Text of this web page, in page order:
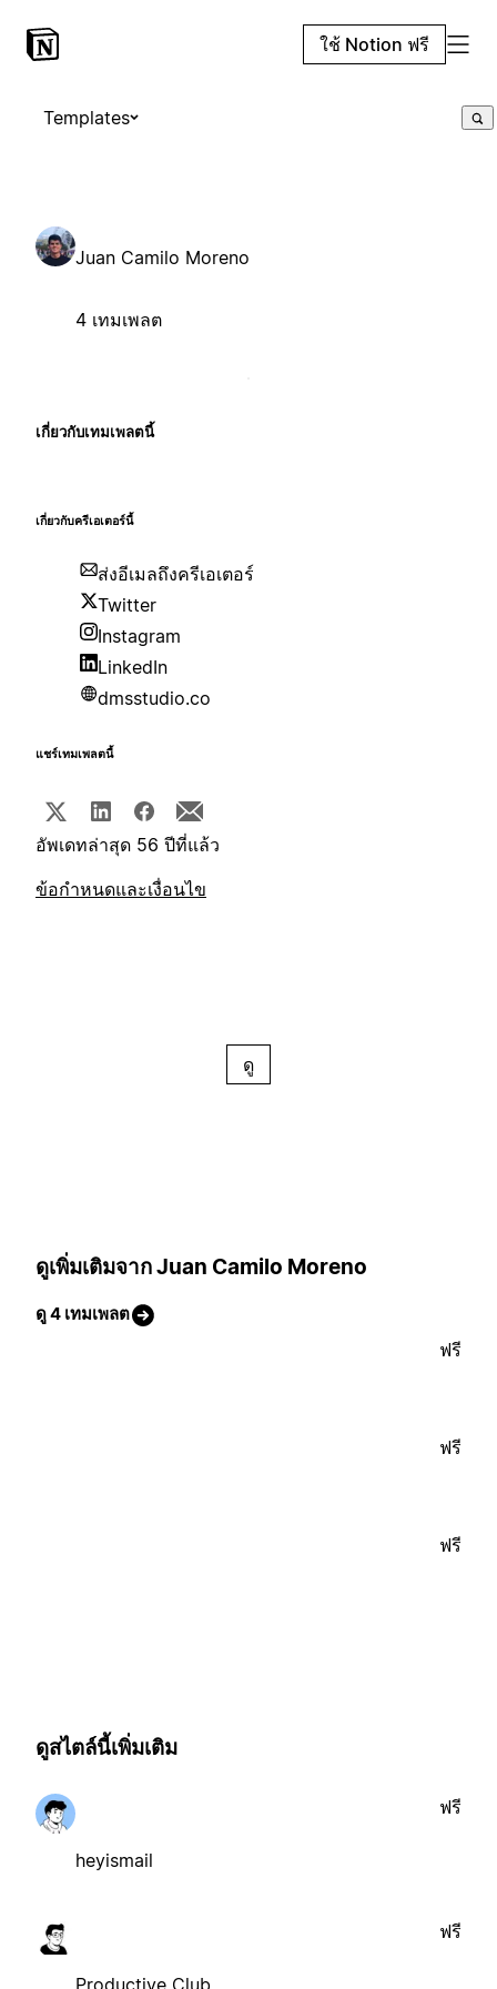
ใช้ Notion ฟรี
Templates
Juan Camilo Moreno
4 เทมเพลต
เกี่ยวกับเทมเพลตนี้
เกี่ยวกับครีเอเตอร์นี้
ส่งอีเมลถึงครีเอเตอร์
Twitter
Instagram
LinkedIn
dmsstudio.co
แชร์เทมเพลตนี้
อัพเดทล่าสุด 56 ปีที่แล้ว
ข้อกำหนดและเงื่อนไข
ดู
ดูเพิ่มเติมจาก Juan Camilo Moreno
ดู 4 เทมเพลต
ฟรี
ฟรี
ฟรี
ดูสไตล์นี้เพิ่มเติม
heyismail
ฟรี
Productive Club
ฟรี